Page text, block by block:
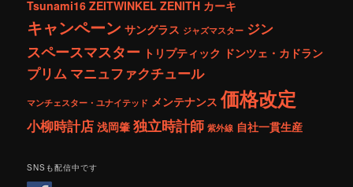
Tsunami16 ZEITWINKEL ZENITH カーキ
キャンペーン サングラス ジャズマスター ジン
スペースマスター トリプティック ドンツェ・カドラン
プリム マニュファクチュール
マンチェスター・ユナイテッド メンテナンス 価格改定
小柳時計店 浅岡肇 独立時計師 紫外線 自社一貫生産
SNSも配信中です